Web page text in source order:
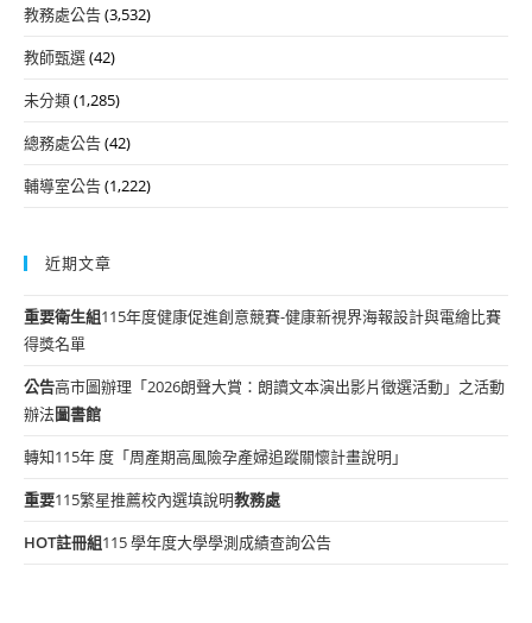
教務處公告(3,532)
教師甄選(42)
未分類(1,285)
總務處公告(42)
輔導室公告(1,222)
近期文章
重要衛生組115年度健康促進創意競賽-健康新視界海報設計與電繪比賽
得獎名單
公告高市圖辦理「2026朗聲大賞：朗讀文本演出影片徵選活動」之活動
辦法圖書館
轉知115年 度「周產期高風險孕產婦追蹤關懷計畫說明」
重要115繁星推薦校內選填說明教務處
HOT註冊組115 學年度大學學測成績查詢公告